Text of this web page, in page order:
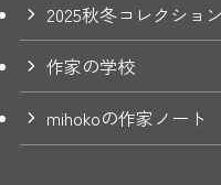
2025秋冬コレクショ
作家の学校
mihokoの作家ノート